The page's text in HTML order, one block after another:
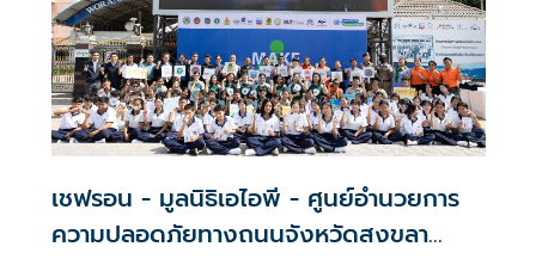
เชฟรอน - มูลนิธิเอไอพี - ศูนย์อำนวยการ
ความปลอดภัยทางถนนจังหวัดสงขลา